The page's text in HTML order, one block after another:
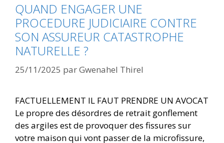
QUAND ENGAGER UNE
PROCEDURE JUDICIAIRE CONTRE
SON ASSUREUR CATASTROPHE
NATURELLE ?
25/11/2025 parGwenahel Thirel
FACTUELLEMENT IL FAUT PRENDRE UN AVOCAT
Le propre des désordres de retrait gonflement
des argiles est de provoquer des fissures sur
votre maison qui vont passer de la microfissure,